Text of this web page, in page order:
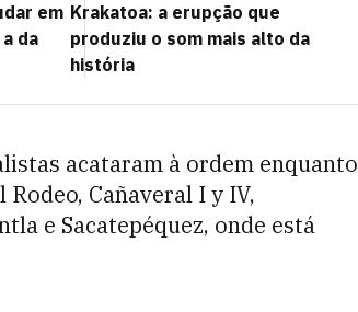
em
da
Krakatoa: a erupção que
produziu o som mais alto da
história
acataram à ordem enquanto
Cañaveral I y IV,
e Sacatepéquez, onde está